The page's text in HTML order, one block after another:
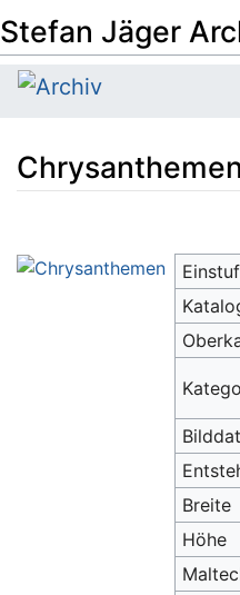
Stefan Jäger
Chrysanthemen
Breite
Höhe